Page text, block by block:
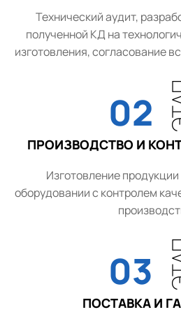
Технический аудит,
полученной КД на
изготовления, согласование
02
ПРОИЗВОДСТВО И
Изготовление
оборудовании с контролем
03
ПОСТАВКА И